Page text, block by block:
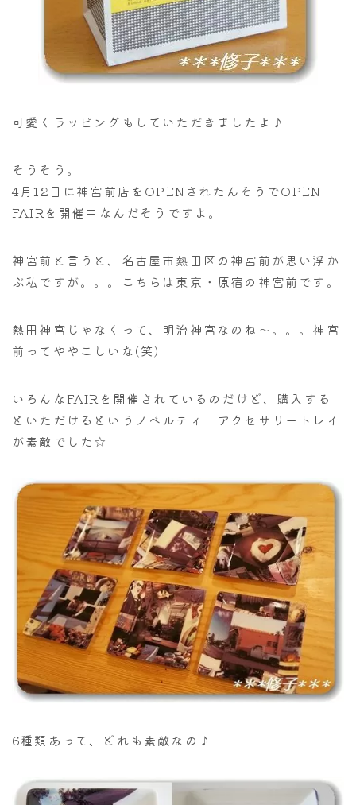
可愛くラッピングもしていただきましたよ♪
そうそう。
4月12日に神宮前店をOPENされたんそうでOPEN
FAIRを開催中なんだそうですよ。
神宮前と言うと、名古屋市熱田区の神宮前が思い浮か
ぶ私ですが。。。こちらは東京・原宿の神宮前です。
熱田神宮じゃなくって、明治神宮なのね～。。。神宮
前ってややこしいな(笑)
いろんなFAIRを開催されているのだけど、購入する
といただけるというノベルティ アクセサリートレイ
が素敵でした☆
6種類あって、どれも素敵なの♪